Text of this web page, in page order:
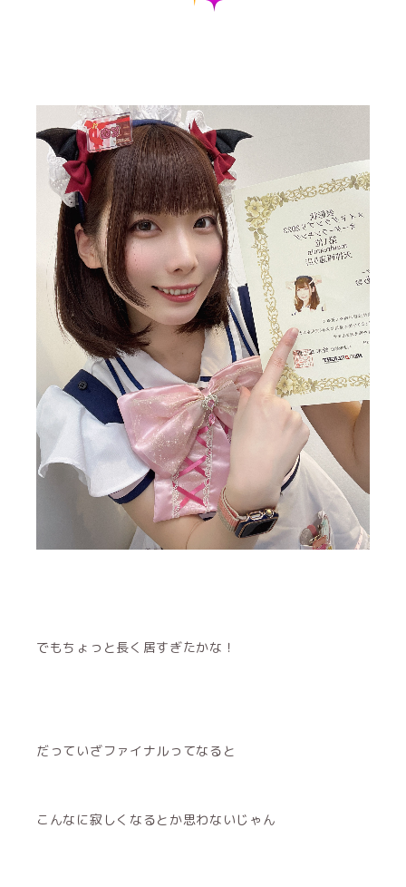
でもちょっと長く居すぎたかな！
だっていざファイナルってなると
こんなに寂しくなるとか思わないじゃん